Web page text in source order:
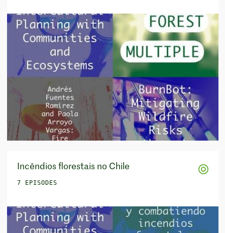
Incêndios florestais no Chile
7 EPISODES